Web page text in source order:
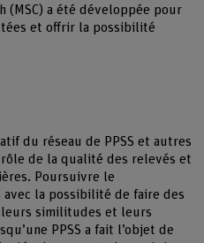
(MSC) a été développée pour
et offrir la possibilité
du réseau de PPSS et autres
de la qualité des relevés et
Poursuivre le
avec la possibilité de faire des
leurs similitudes et leurs
PPSS a fait l’objet de